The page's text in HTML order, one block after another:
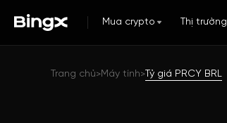
Mua crypto Thị trường
Trang chủ>Máy tính> Tỷ giá PRCY BRL